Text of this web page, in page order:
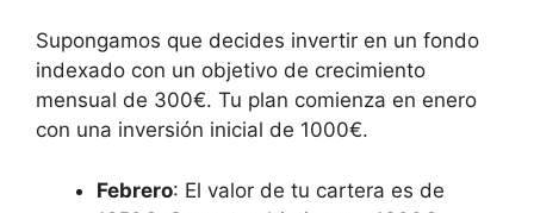
Supongamos que decides invertir en un fondo‍
indexado ⁢con un⁤ objetivo ​de crecimiento
mensual de ‌300€. Tu plan comienza en enero
con una inversión inicial de 1000€.
Febrero: ⁤El valor⁢ de tu cartera es ‍de